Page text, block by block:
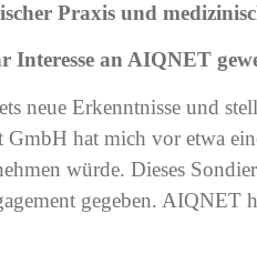
Praxis und
Interesse an AIQNET
neue Erkenntnisse und
hat mich vor etwa
würde. Dieses
gegeben. AIQNET